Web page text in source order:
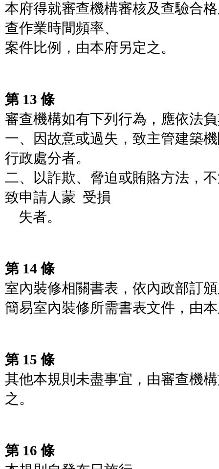
本府得就審查機構審核及查驗合
查作業時間頻率、
案件比例，由本府另定之。
第 13 條
審查機構如有下列行為，應依法
一、因故意或過失，致主管建築
行政處分者。
二、以詐欺、脅迫或賄賂方法，
致申請人蒙 受損
失者。
第 14 條
室內裝修相關書表，依內政部訂
簡易室內裝修所需書表文件，由
第 15 條
其他本規則未盡事宜，由審查機
之。
第 16 條